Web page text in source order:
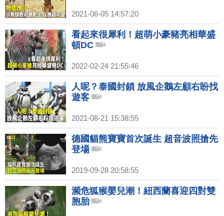
2021-06-05 14:57:20
看起來很犀利！超萌小豪豬亮相華盛
頓DC
2022-02-24 21:55:46
人呢？泰國封鎖 放風企鵝左顧右盼找
遊客
2021-08-21 15:38:55
德國貓熊寶寶首次誕生 超音波照搶先
登場
2019-09-28 20:58:55
瀕危狐猴嬰兒潮！紐西蘭喜迎四對雙
胞胎